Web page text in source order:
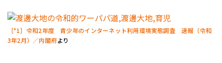
［*1］令和2年度 青少年のインターネット利用環境実態調査 速報（令和
3年2月）／内閣府より